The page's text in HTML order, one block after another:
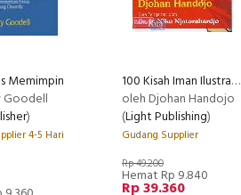
Memimpin
Goodell
)
4-5 Hari
100 Kisah Iman Ilustrasi & Renungan yang Membangun Iman Anda
oleh Djohan Handojo
(Light Publishing)
Gudang Supplier
Rp 49.200
Hemat Rp 9.840
Rp 39.360